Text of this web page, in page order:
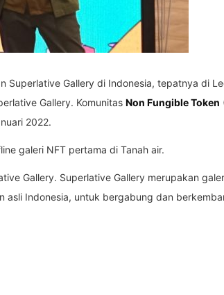
Superlative Gallery di Indonesia, tepatnya di
Gallery. Komunitas Non Fungible Token
2022.
galeri NFT pertama di Tanah air.
Gallery. Superlative Gallery merupakan
Indonesia, untuk bergabung dan